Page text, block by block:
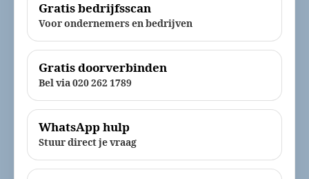
Gratis bedrijfsscan
Voor ondernemers en bedrijven
Gratis doorverbinden
Bel via 020 262 1789
WhatsApp hulp
Stuur direct je vraag